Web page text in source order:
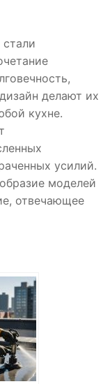
делают их
кухне.
усилий.
моделей
отвечающее